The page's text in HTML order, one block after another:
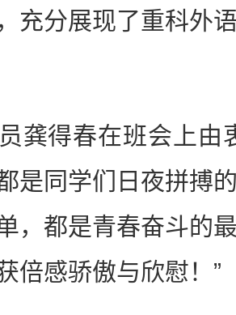
充分展现了重科外
得春在班会上由
是同学们日夜拼搏
，都是青春奋斗的
倍感骄傲与欣慰！”